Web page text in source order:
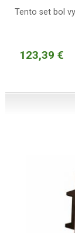
Tento set bol
123,39 €